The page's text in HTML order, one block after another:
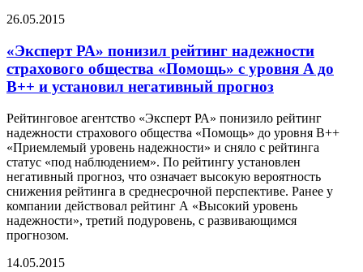
26.05.2015
«Эксперт РА» понизил рейтинг надежности
страхового общества «Помощь» с уровня A до
B++ и установил негативный прогноз
Рейтинговое агентство «Эксперт РА» понизило рейтинг
надежности страхового общества «Помощь» до уровня B++
«Приемлемый уровень надежности» и сняло с рейтинга
статус «под наблюдением». По рейтингу установлен
негативный прогноз, что означает высокую вероятность
снижения рейтинга в среднесрочной перспективе. Ранее у
компании действовал рейтинг А «Высокий уровень
надежности», третий подуровень, с развивающимся
прогнозом.
14.05.2015